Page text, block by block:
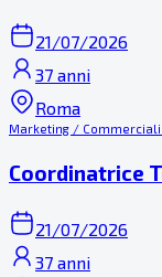
21/07/2026
37 anni
Roma
Marketing /
Coordinatrice
21/07/2026
37 anni